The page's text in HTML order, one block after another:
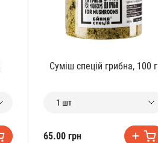
Суміш спецій грибна, 100 г
1 шт
65.00 грн